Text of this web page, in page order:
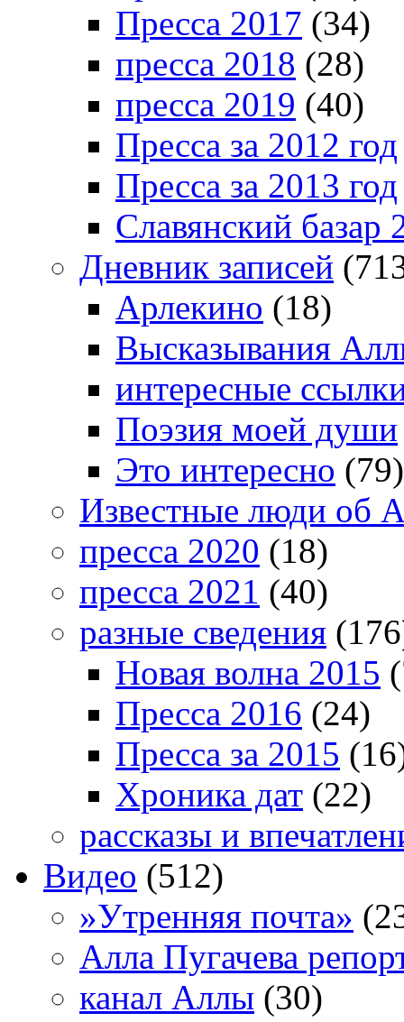
Пресса 2017 (34)
пресса 2018 (28)
пресса 2019 (40)
Пресса за 2012 год
Пресса за 2013 год
Славянский базар
Дневник записей
Арлекино (18)
Высказывания
интересные
Поэзия моей души
Это интересно (79)
Известные люди об
пресса 2020 (18)
пресса 2021 (40)
разные сведения
Новая волна 2015
Пресса 2016 (24)
Пресса за 2015
Хроника дат (22)
рассказы и
Видео (512)
»Утренняя почта»
Алла Пугачева
канал Аллы (30)